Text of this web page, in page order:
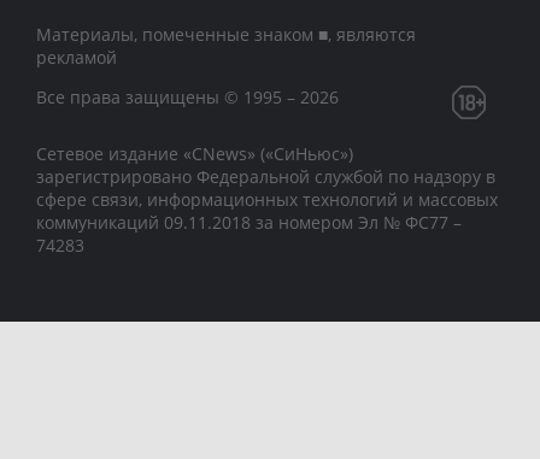
Материалы, помеченные знаком ■, являются
рекламой
Все права защищены © 1995 – 2026
Сетевое издание «CNews» («СиНьюс»)
зарегистрировано Федеральной службой по надзору в
сфере связи, информационных технологий и массовых
коммуникаций 09.11.2018 за номером Эл № ФС77 –
74283